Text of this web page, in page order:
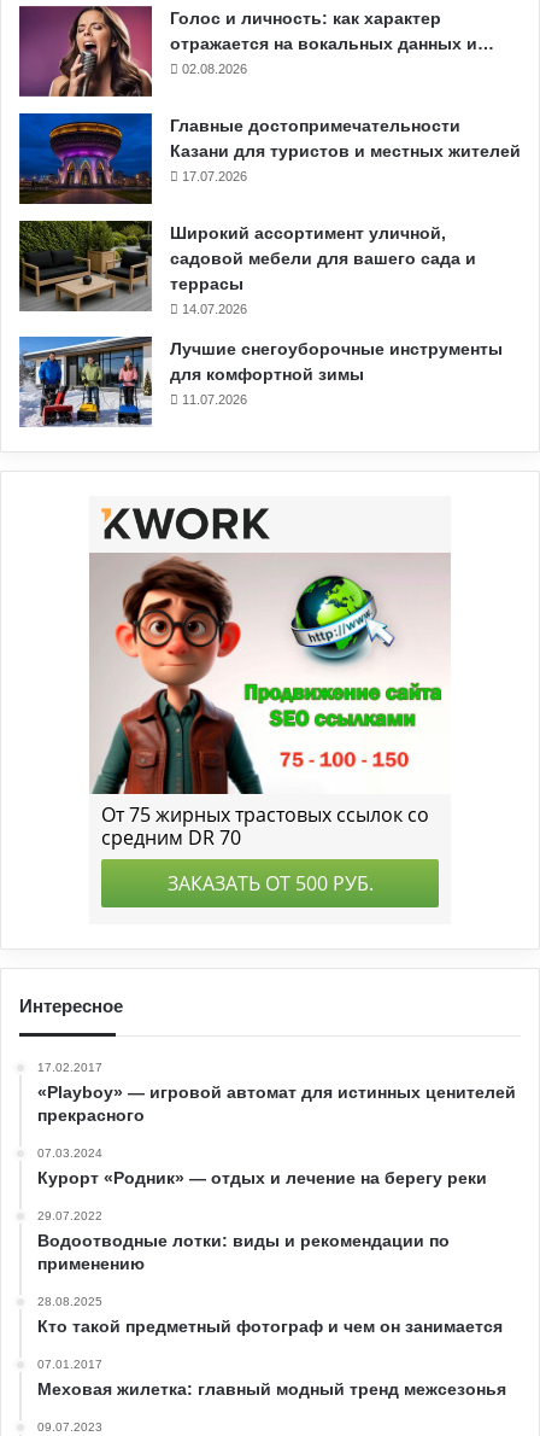
Голос и личность: как характер
отражается на вокальных данных и…
02.08.2026
Главные достопримечательности
Казани для туристов и местных жителей
17.07.2026
Широкий ассортимент уличной,
садовой мебели для вашего сада и
террасы
14.07.2026
Лучшие снегоуборочные инструменты
для комфортной зимы
11.07.2026
Интересное
17.02.2017
«Playboy» — игровой автомат для истинных ценителей
прекрасного
07.03.2024
Курорт «Родник» — отдых и лечение на берегу реки
29.07.2022
Водоотводные лотки: виды и рекомендации по
применению
28.08.2025
Кто такой предметный фотограф и чем он занимается
07.01.2017
Меховая жилетка: главный модный тренд межсезонья
09.07.2023